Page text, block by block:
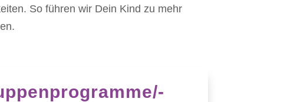
So führen wir Dein Kind zu mehr